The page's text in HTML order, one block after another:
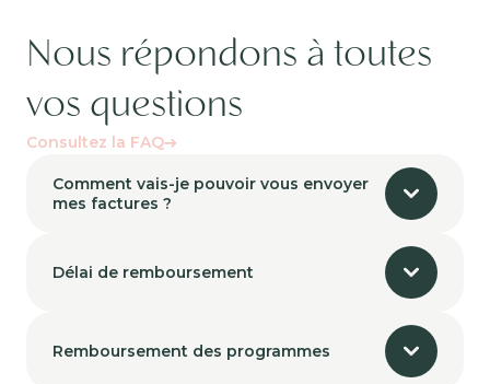
Nous répondons à toutes
vos questions
Consultez la FAQ
Comment vais-je pouvoir vous envoyer
mes factures ?
Délai de remboursement
Remboursement des programmes